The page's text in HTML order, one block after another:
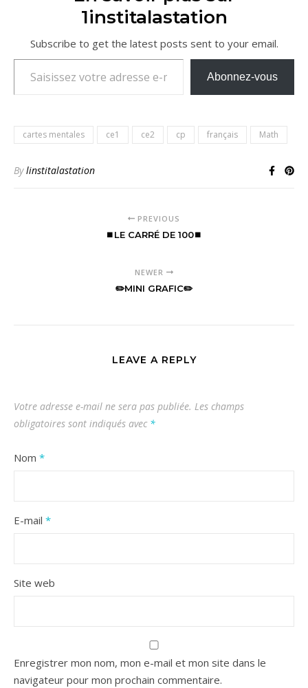
1institalastation
Subscribe to get the latest posts sent to your email.
Saisissez votre adresse e-mail…
Abonnez-vous
cartes mentales ce1 ce2 cp français Math
Bylinstitalastation
PREVIOUS
⏹LE CARRÉ DE 100⏹
NEWER
✏️MINI GRAFIC✏️
LEAVE A REPLY
Votre adresse e-mail ne sera pas publiée. Les champs
obligatoires sont indiqués avec *
Nom *
E-mail *
Site web
Enregistrer mon nom, mon e-mail et mon site dans le
navigateur pour mon prochain commentaire.